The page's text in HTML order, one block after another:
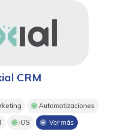
CRM
Automatizaciones
iOS Ver más